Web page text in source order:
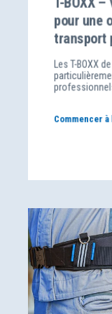
pour une
transport
Les T-BOXX
Commencer